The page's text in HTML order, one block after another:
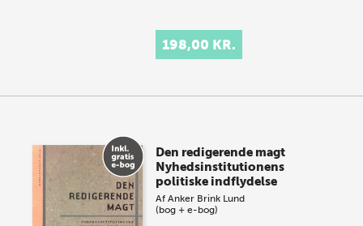
198,00 KR.
Den redigerende magt
Nyhedsinstitutionens
politiske indflydelse
AfAnker Brink Lund
(bog + e-bog)